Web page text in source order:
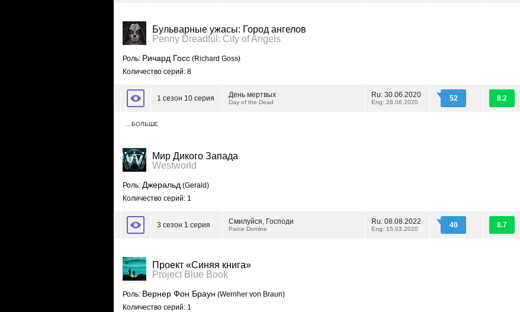
Бульварные ужасы: Город ангелов
Penny Dreadful: City of Angels
Роль: Ричард Госс (Richard Goss)
Количество серий: 8
1 сезон 10 серия День мертвых
Day of the Dead
Ru: 30.06.2020
Eng: 28.06.2020 52 8.2
…БОЛЬШЕ
Мир Дикого Запада
Westworld
Роль: Джеральд (Gerald)
Количество серий: 1
3 сезон 1 серия Смилуйся, Господи
Parce Domine
Ru: 08.08.2022
Eng: 15.03.2020 40 8.7
Проект «Синяя книга»
Project Blue Book
Роль: Вернер Фон Браун (Wernher von Braun)
Количество серий: 1